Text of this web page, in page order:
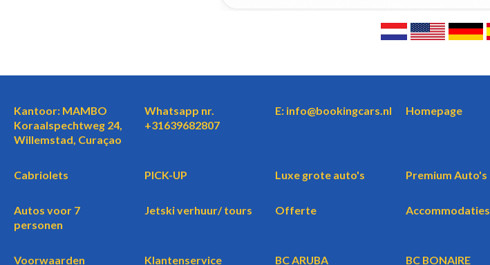
Kantoor: MAMBO
Koraalspechtweg 24,
Willemstad, Curaçao
Whatsapp nr.
+31639682807
E: info@bookingcars.nl Homepage
Cabriolets PICK-UP Luxe grote auto's Premium Auto's
Autos voor 7
personen
Jetski verhuur/ tours Offerte Accommodaties
Voorwaarden Klantenservice BC ARUBA BC BONAIRE